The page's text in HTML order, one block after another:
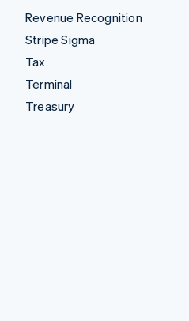
Revenue Recognition
Stripe Sigma
Tax
Terminal
Treasury